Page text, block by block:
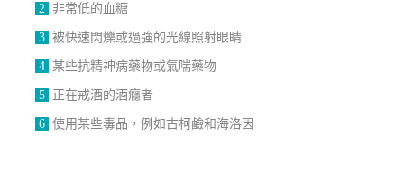
2 非常低的血糖
3 被快速閃爍或過強的光線照射眼睛
4 某些抗精神病藥物或氣喘藥物
5 正在戒酒的酒癮者
6 使用某些毒品，例如古柯鹼和海洛因